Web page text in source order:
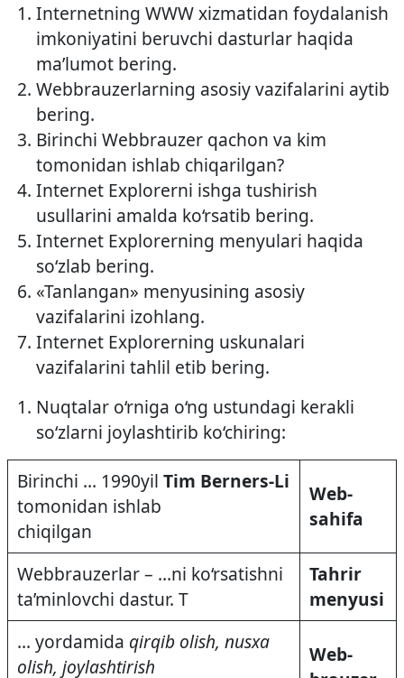
Internetning WWW xizmatidan foydalanish
imkoniyatini beruvchi dasturlar haqida
ma’lumot bering.
Web­brauzerlarning asosiy vazifalarini aytib
bering.
Birinchi Web­brauzer qachon va kim
tomonidan ishlab chiqarilgan?
Internet Explorerni ishga tushirish
usullarini amalda ko‘rsatib bering.
Internet Explorerning menyulari haqida
so‘zlab bering.
«Tanlangan» menyusining asosiy
vazifalarini izohlang.
Internet Explorerning uskunalari
vazifalarini tahlil etib bering.
Nuqtalar o‘rniga o‘ng ustundagi kerakli
so‘zlarni joylashtirib ko‘chiring:
Birinchi … 1990­yil Tim Berners-Li
tomonidan ishlab
chiqilgan
Web-
sahifa
Web­brauzerlar – …ni ko‘rsatishni
ta’minlovchi dastur. T
Tahrir
menyusi
… yordamida qirqib olish, nusxa
olish, joylashtirish
Web-